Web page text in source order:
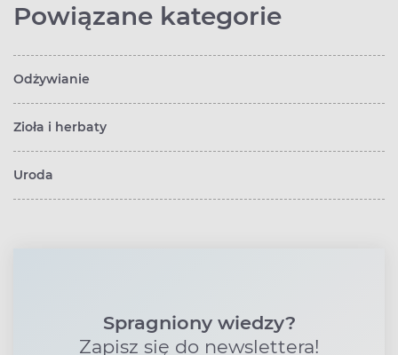
Powiązane kategorie
Odżywianie
Zioła i herbaty
Uroda
Spragniony wiedzy?
Zapisz się do newslettera!